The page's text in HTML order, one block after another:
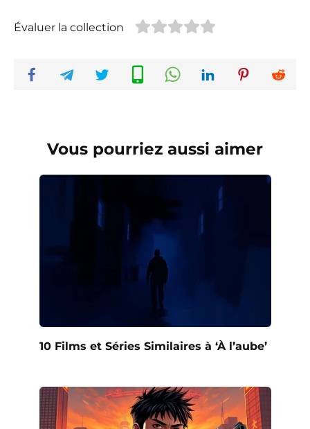
Évaluer la collection
Vous pourriez aussi aimer
10 Films et Séries Similaires à ‘À l’aube’